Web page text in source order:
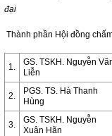
đại
Thành phần Hội đồng
1.
GS. TSKH. Nguyễn
Liễn
2.
PGS. TS. Hà Thanh
Hùng
3.
GS. TSKH. Nguyễn
Xuân Hãn